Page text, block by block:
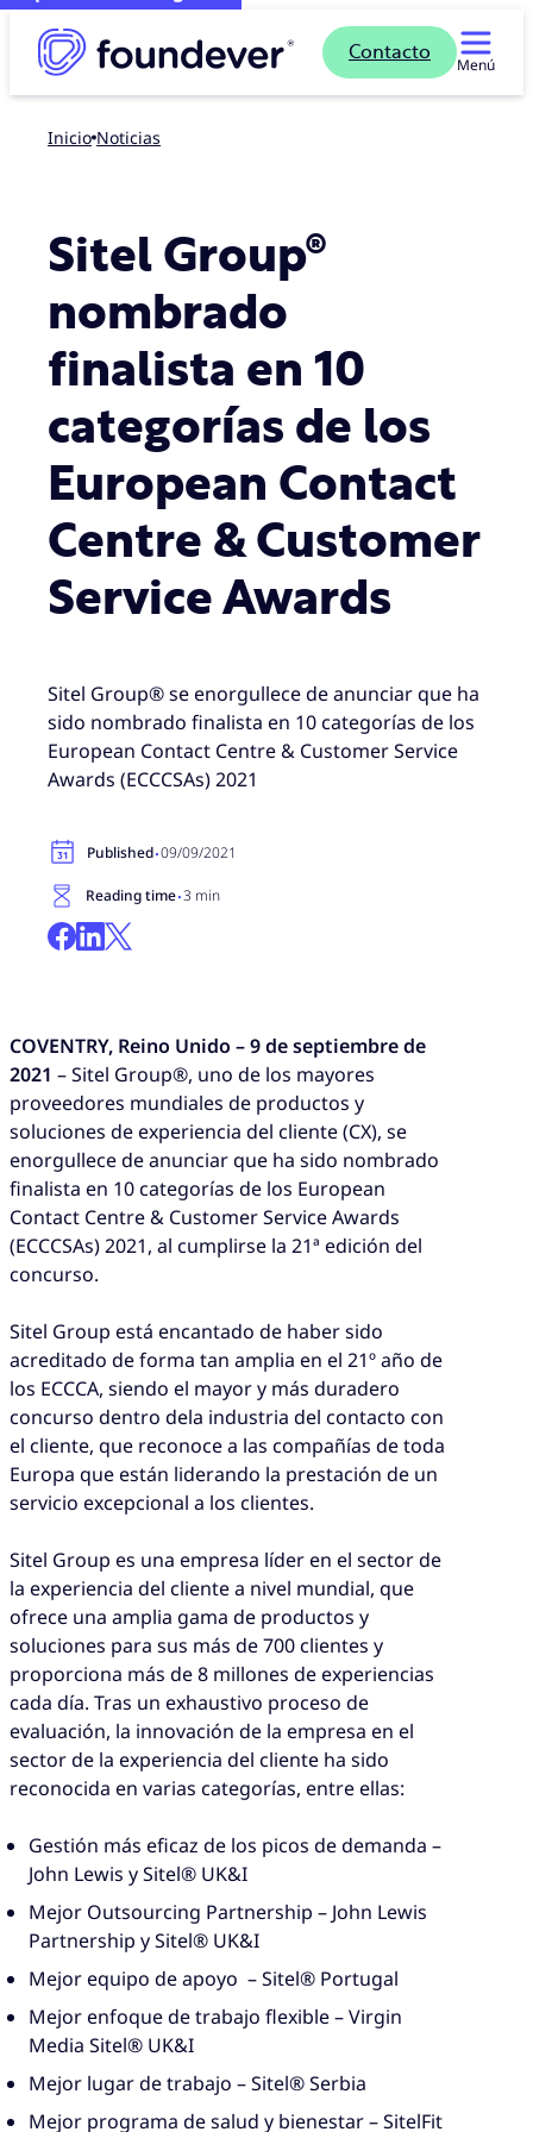
Contacto
Menú
Inicio noticias
Sitel Group®
nombrado
finalista en 10
categorías de los
European Contact
Centre & Customer
Service Awards
Sitel Group® se enorgullece de anunciar que ha
sido nombrado finalista en 10 categorías de los
European Contact Centre & Customer Service
Awards (ECCCSAs) 2021
Published·09/09/2021
Reading time·3 min
COVENTRY, Reino Unido – 9 de septiembre de
2021 – Sitel Group®, uno de los mayores
proveedores mundiales de productos y
soluciones de experiencia del cliente (CX), se
enorgullece de anunciar que ha sido nombrado
finalista en 10 categorías de los European
Contact Centre & Customer Service Awards
(ECCCSAs) 2021, al cumplirse la 21ª edición del
concurso.
Sitel Group está encantado de haber sido
acreditado de forma tan amplia en el 21º año de
los ECCCA, siendo el mayor y más duradero
concurso dentro dela industria del contacto con
el cliente, que reconoce a las compañías de toda
Europa que están liderando la prestación de un
servicio excepcional a los clientes.
Sitel Group es una empresa líder en el sector de
la experiencia del cliente a nivel mundial, que
ofrece una amplia gama de productos y
soluciones para sus más de 700 clientes y
proporciona más de 8 millones de experiencias
cada día. Tras un exhaustivo proceso de
evaluación, la innovación de la empresa en el
sector de la experiencia del cliente ha sido
reconocida en varias categorías, entre ellas:
Gestión más eficaz de los picos de demanda –
John Lewis y Sitel® UK&I
Mejor Outsourcing Partnership – John Lewis
Partnership y Sitel® UK&I
Mejor equipo de apoyo – Sitel® Portugal
Mejor enfoque de trabajo flexible – Virgin
Media Sitel® UK&I
Mejor lugar de trabajo – Sitel® Serbia
Mejor programa de salud y bienestar – SitelFit